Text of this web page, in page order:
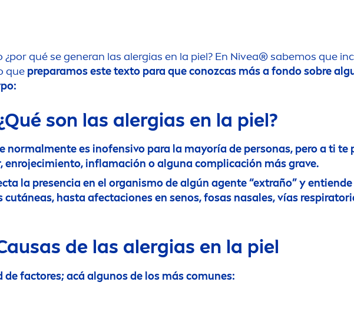
qué se generan las alergias en la piel? En Nivea® sabemos que
que preparamos este texto para que conozcas más a fondo sobre
son las alergias en la piel?
normalmente es inofensivo para la mayoría de personas, pero a ti
enrojecimiento, inflamación o alguna complicación más grave.
la presencia en el organismo de algún agente “extraño” y
cutáneas, hasta afectaciones en senos, fosas nasales, vías
de las alergias en la piel
factores; acá algunos de los más comunes: